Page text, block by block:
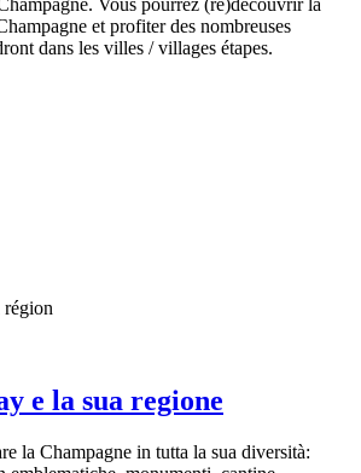
et profiter des nombreuses
dans les villes / villages étapes.
e la sua regione
la Champagne in tutta la sua diversità: